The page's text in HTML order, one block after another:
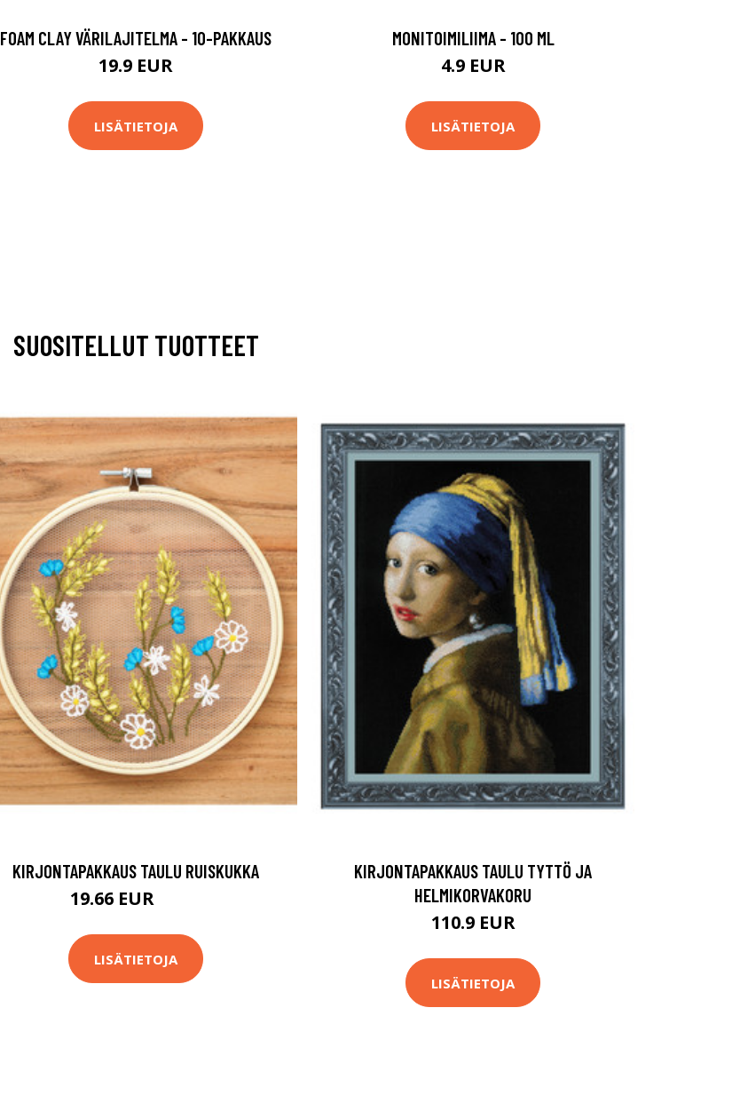
FOAM CLAY VÄRILAJITELMA - 10-PAKKAUS
19.9 EUR
LISÄTIETOJA
MONITOIMILIIMA - 100 ML
4.9 EUR
LISÄTIETOJA
SUOSITELLUT TUOTTEET
KIRJONTAPAKKAUS TAULU RUISKUKKA
19.66 EUR
LISÄTIETOJA
KIRJONTAPAKKAUS TAULU TYTTÖ JA
HELMIKORVAKORU
110.9 EUR
LISÄTIETOJA